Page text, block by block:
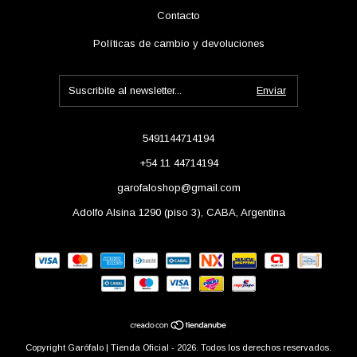
Contacto
Políticas de cambio y devoluciones
5491144714194
+54 11 44714194
garofaloshop@gmail.com
Adolfo Alsina 1290 (piso 3), CABA, Argentina
Copyright Garófalo | Tienda Oficial - 2026. Todos los derechos reservados.